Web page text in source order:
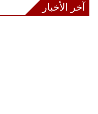
آخر الأخبار